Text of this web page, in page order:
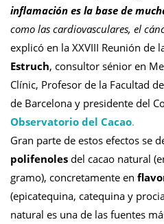
inflamación es la base de
como las cardiovasculares, el
explicó en la XXVIII Reunión de
Estruch, consultor sénior en
Clínic, Profesor de la Facultad
de Barcelona y presidente del
Observatorio del Cacao.
Gran parte de estos efectos se
polifenoles del cacao natural
gramo), concretamente en
(epicatequina, catequina y
natural es una de las fuentes